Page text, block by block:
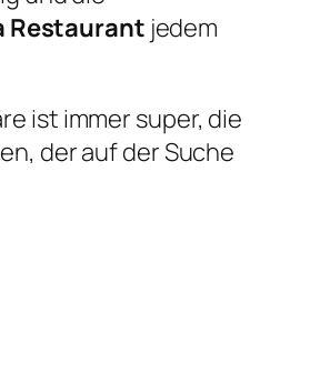
Restaurant jedem
ist immer super, die
der auf der Suche